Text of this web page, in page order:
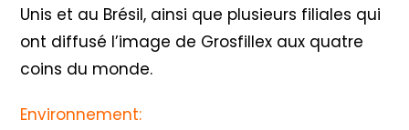
Unis et au Brésil, ainsi que plusieurs filiales qui
ont diffusé l’image de Grosfillex aux quatre
coins du monde.
Environnement: